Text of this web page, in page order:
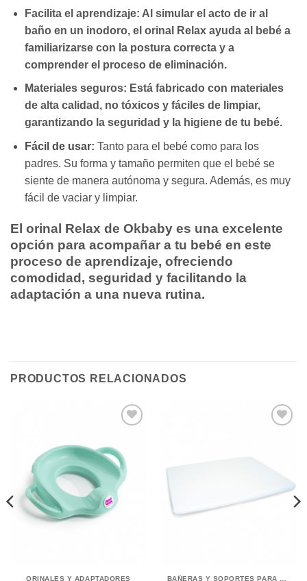
Facilita el aprendizaje: Al simular el acto de ir al
baño en un inodoro, el orinal Relax ayuda al bebé a
familiarizarse con la postura correcta y a
comprender el proceso de eliminación.
Materiales seguros: Está fabricado con materiales
de alta calidad, no tóxicos y fáciles de limpiar,
garantizando la seguridad y la higiene de tu bebé.
Fácil de usar: Tanto para el bebé como para los
padres. Su forma y tamaño permiten que el bebé se
siente de manera autónoma y segura. Además, es muy
fácil de vaciar y limpiar.
El orinal Relax de Okbaby es una excelente
opción para acompañar a tu bebé en este
proceso de aprendizaje, ofreciendo
comodidad, seguridad y facilitando la
adaptación a una nueva rutina.
PRODUCTOS RELACIONADOS
ORINALES Y ADAPTADORES